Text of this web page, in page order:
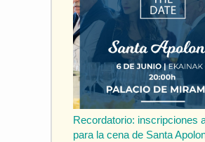
Recordatorio: inscripciones
para la cena de Santa